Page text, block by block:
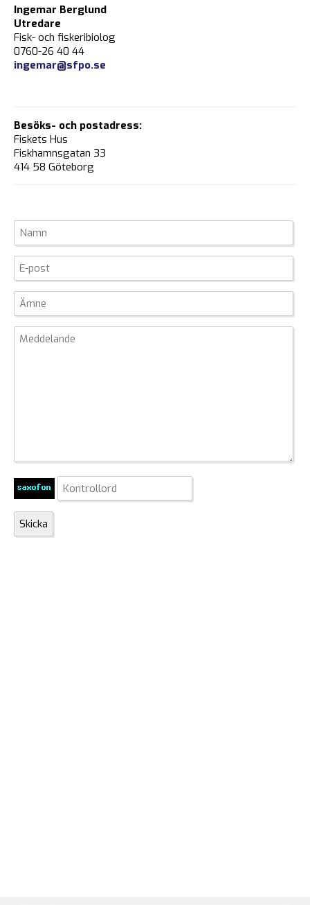
Ingemar Berglund
Utredare
Fisk- och fiskeribiolog
0760-26 40 44
ingemar@sfpo.se
Besöks- och postadress:
Fiskets Hus
Fiskhamnsgatan 33
414 58 Göteborg